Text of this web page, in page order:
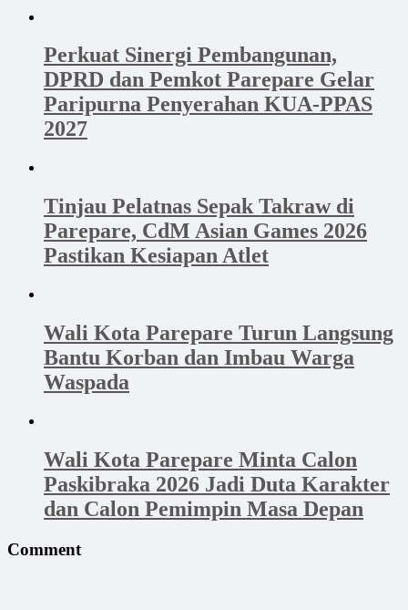
Perkuat Sinergi Pembangunan,
DPRD dan Pemkot Parepare Gelar
Paripurna Penyerahan KUA-PPAS
2027
Tinjau Pelatnas Sepak Takraw di
Parepare, CdM Asian Games 2026
Pastikan Kesiapan Atlet
Wali Kota Parepare Turun Langsung
Bantu Korban dan Imbau Warga
Waspada
Wali Kota Parepare Minta Calon
Paskibraka 2026 Jadi Duta Karakter
dan Calon Pemimpin Masa Depan
Comment